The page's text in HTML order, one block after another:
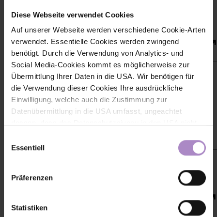
Diese Webseite verwendet Cookies
Auf unserer Webseite werden verschiedene Cookie-Arten
verwendet. Essentielle Cookies werden zwingend
benötigt. Durch die Verwendung von Analytics- und
Social Media-Cookies kommt es möglicherweise zur
Übermittlung Ihrer Daten in die USA. Wir benötigen für
die Verwendung dieser Cookies Ihre ausdrückliche
Einwilligung, welche auch die Zustimmung zur
Datenübermittlung in die USA umfasst, ungeachtet
für die Rechte und Freiheiten der betroffenen Personen
nach sich ziehen kann. Die Einwilligung erteilen Sie
dadurch, dass Sie die ausgewählten Cookies durch
Aktivierung des Buttons akzeptieren. Sie können Ihre
das runde co Symbol rechts unten auf der Webseite -
Essentiell
Präferenzen
Statistiken